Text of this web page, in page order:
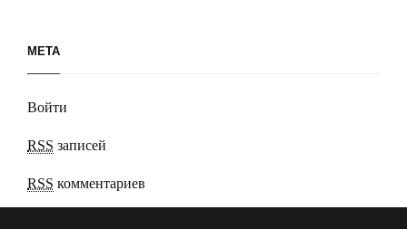
МЕТА
Войти
RSS записей
RSS комментариев